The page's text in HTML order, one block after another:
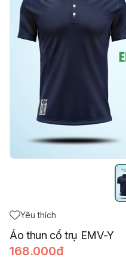
Yêu thích
Áo thun cổ trụ EMV-Y
168.000đ